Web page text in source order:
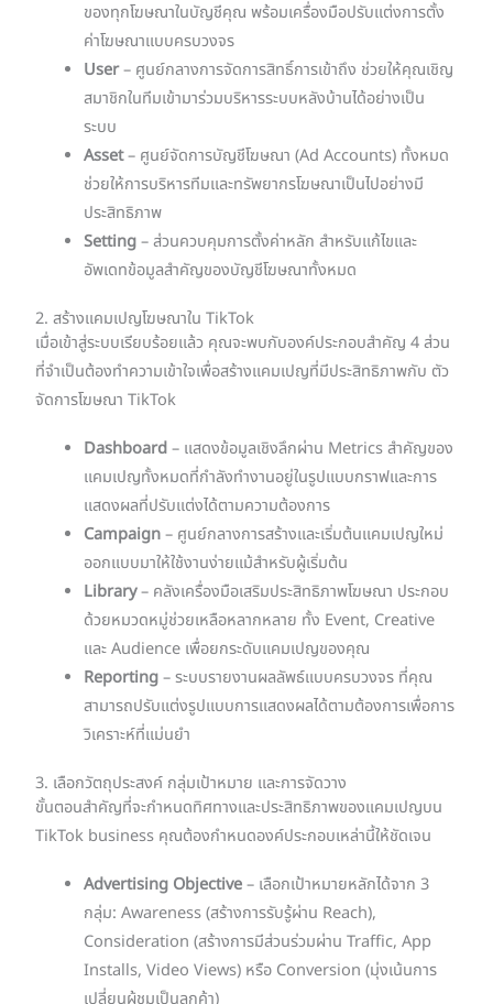
ของทุกโฆษณาในบัญชีคุณ พร้อมเครื่องมือปรับแต่งการตั้ง
ค่าโฆษณาแบบครบวงจร
User– ศูนย์กลางการจัดการสิทธิ์การเข้าถึง ช่วยให้คุณเชิญ
สมาชิกในทีมเข้ามาร่วมบริหารระบบหลังบ้านได้อย่างเป็น
ระบบ
Asset– ศูนย์จัดการบัญชีโฆษณา (Ad Accounts) ทั้งหมด
ช่วยให้การบริหารทีมและทรัพยากรโฆษณาเป็นไปอย่างมี
ประสิทธิภาพ
Setting– ส่วนควบคุมการตั้งค่าหลัก สำหรับแก้ไขและ
อัพเดทข้อมูลสำคัญของบัญชีโฆษณาทั้งหมด
2. สร้างแคมเปญโฆษณาใน TikTok
เมื่อเข้าสู่ระบบเรียบร้อยแล้ว คุณจะพบกับองค์ประกอบสำคัญ 4 ส่วน
ที่จำเป็นต้องทำความเข้าใจเพื่อสร้างแคมเปญที่มีประสิทธิภาพกับ ตัว
จัดการโฆษณา TikTok
Dashboard– แสดงข้อมูลเชิงลึกผ่าน Metrics สำคัญของ
แคมเปญทั้งหมดที่กำลังทำงานอยู่ในรูปแบบกราฟและการ
แสดงผลที่ปรับแต่งได้ตามความต้องการ
Campaign– ศูนย์กลางการสร้างและเริ่มต้นแคมเปญใหม่
ออกแบบมาให้ใช้งานง่ายแม้สำหรับผู้เริ่มต้น
Library– คลังเครื่องมือเสริมประสิทธิภาพโฆษณา ประกอบ
ด้วยหมวดหมู่ช่วยเหลือหลากหลาย ทั้ง Event, Creative
และ Audience เพื่อยกระดับแคมเปญของคุณ
Reporting– ระบบรายงานผลลัพธ์แบบครบวงจร ที่คุณ
สามารถปรับแต่งรูปแบบการแสดงผลได้ตามต้องการเพื่อการ
วิเคราะห์ที่แม่นยำ
3. เลือกวัตถุประสงค์ กลุ่มเป้าหมาย และการจัดวาง
ขั้นตอนสำคัญที่จะกำหนดทิศทางและประสิทธิภาพของแคมเปญบน
TikTok business คุณต้องกำหนดองค์ประกอบเหล่านี้ให้ชัดเจน
Advertising Objective– เลือกเป้าหมายหลักได้จาก 3
กลุ่ม: Awareness (สร้างการรับรู้ผ่าน Reach),
Consideration (สร้างการมีส่วนร่วมผ่าน Traffic, App
Installs, Video Views) หรือ Conversion (มุ่งเน้นการ